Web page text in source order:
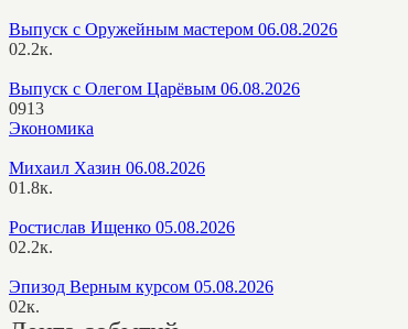
Выпуск с Оружейным мастером 06.08.2026
02.2к.
Выпуск с Олегом Царёвым 06.08.2026
0913
Экономика
Михаил Хазин 06.08.2026
01.8к.
Ростислав Ищенко 05.08.2026
02.2к.
Эпизод Верным курсом 05.08.2026
02к.